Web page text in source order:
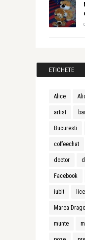
ETICHETE
Alice
artist
Bucuresti
coffeechat
doctor
Facebook
iubit
Marea
munte